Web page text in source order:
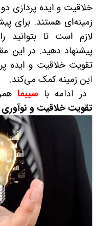
خلاقیت و ایده پردازی
زمینه‌ای هستند. برای
لازم است تا بتوانید
پیشنهاد دهید. در این
تقویت خلاقیت و ایده
این زمینه کمک می‌کند.
در ادامه با سیبما
تقویت خلاقیت و نوآوری